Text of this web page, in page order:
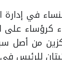
في إدارة
من أصل
للرئيس